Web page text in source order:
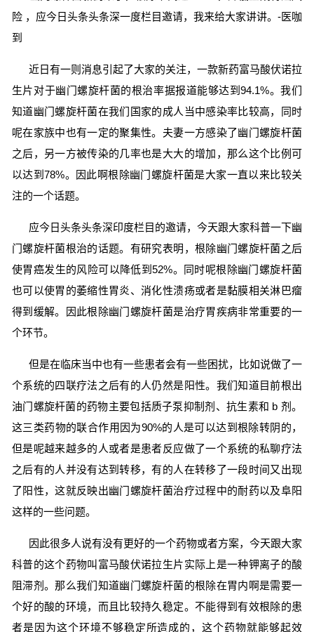
险 ，应今日头条头条深一度栏目邀请，我来给大家讲讲。-医咖
到
近日有一则消息引起了大家的关注，一款新药富马酸伏诺拉
生片对于幽门螺旋杆菌的根治率据报道能够达到94.1%。我们
知道幽门螺旋杆菌在我们国家的成人当中感染率比较高，同时
呢在家族中也有一定的聚集性。夫妻一方感染了幽门螺旋杆菌
之后，另一方被传染的几率也是大大的增加，那么这个比例可
以达到78%。因此啊根除幽门螺旋杆菌是大家一直以来比较关
注的一个话题。
应今日头条头条深印度栏目的邀请，今天跟大家科普一下幽
门螺旋杆菌根治的话题。有研究表明，根除幽门螺旋杆菌之后
使胃癌发生的风险可以降低到52%。同时呢根除幽门螺旋杆菌
也可以使胃的萎缩性胃炎、消化性溃疡或者是黏膜相关淋巴瘤
得到缓解。因此根除幽门螺旋杆菌是治疗胃疾病非常重要的一
个环节。
但是在临床当中也有一些患者会有一些困扰，比如说做了一
个系统的四联疗法之后有的人仍然是阳性。我们知道目前根出
油门螺旋杆菌的药物主要包括质子泵抑制剂、抗生素和 b 剂。
这三类药物的联合作用因为90%的人是可以达到根除转阴的，
但是呢越来越多的人或者是患者反应做了一个系统的私聊疗法
之后有的人并没有达到转移，有的人在转移了一段时间又出现
了阳性，这就反映出幽门螺旋杆菌治疗过程中的耐药以及阜阳
这样的一些问题。
因此很多人说有没有更好的一个药物或者方案，今天跟大家
科普的这个药物叫富马酸伏诺拉生片实际上是一种钾离子的酸
阻滞剂。那么我们知道幽门螺旋杆菌的根除在胃内啊是需要一
个好的酸的环境，而且比较持久稳定。不能得到有效根除的患
者是因为这个环境不够稳定所造成的，这个药物就能够起效